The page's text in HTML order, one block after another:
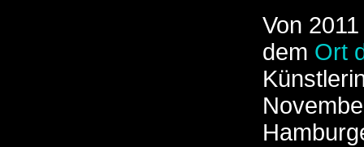
Von
dem Ort